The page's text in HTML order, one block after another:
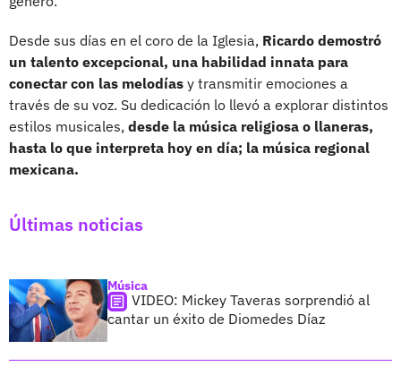
Desde sus días en el coro de la Iglesia, Ricardo demostró
un talento excepcional, una habilidad innata para
conectar con las melodías y transmitir emociones a
través de su voz. Su dedicación lo llevó a explorar distintos
estilos musicales, desde la música religiosa o llaneras,
hasta lo que interpreta hoy en día; la música regional
mexicana.
Últimas noticias
Música
VIDEO: Mickey Taveras sorprendió al
cantar un éxito de Diomedes Díaz